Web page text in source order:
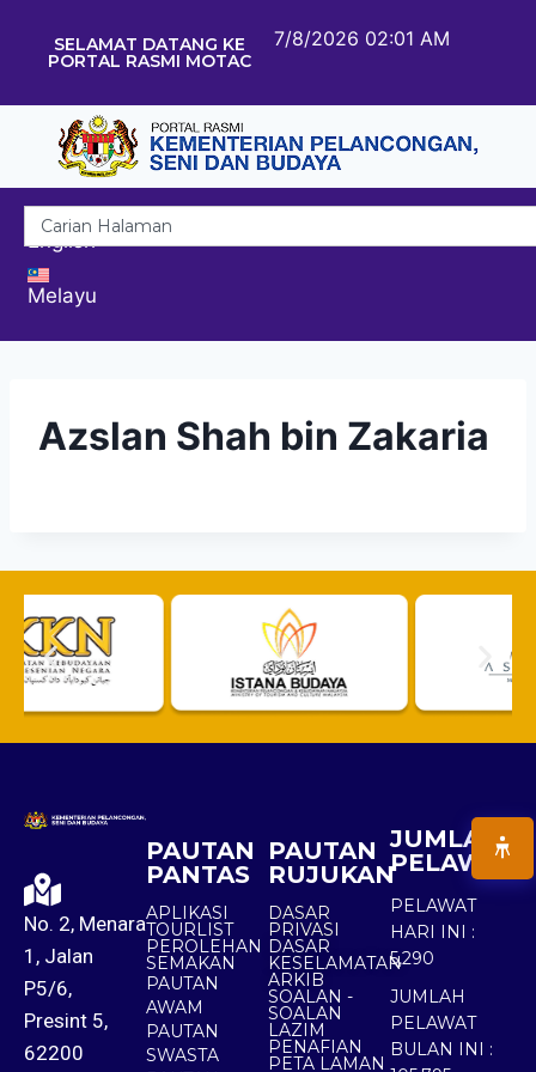
SELAMAT DATANG KE
PORTAL RASMI MOTAC
7/8/2026 02:01 AM
English
Melayu
Azslan Shah bin Zakaria
No. 2, Menara
1, Jalan
P5/6,
Presint 5,
62200
PAUTAN
PANTAS
APLIKASI
TOURLIST
PEROLEHAN
SEMAKAN
PAUTAN
AWAM
PAUTAN
SWASTA
PAUTAN
RUJUKAN
DASAR
PRIVASI
DASAR
KESELAMATAN
ARKIB
SOALAN -
SOALAN
LAZIM
PENAFIAN
PETA LAMAN
JUMLAH
PELAWAT
PELAWAT
HARI INI :
5,290
JUMLAH
PELAWAT
BULAN INI :